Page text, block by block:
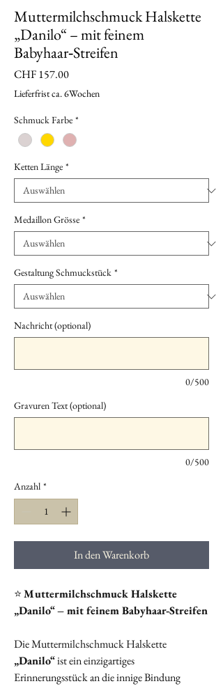
Muttermilchschmuck Halskette
„Danilo“ – mit feinem
Babyhaar‑Streifen
CHF 157.00Preis
Lieferfrist ca. 6Wochen
Schmuck Farbe *
Ketten Länge *
Medaillon Grösse *
Gestaltung Schmuckstück *
Nachricht (optional)
0/500
Gravuren Text (optional)
0/500
Anzahl *
In den Warenkorb
⭐Muttermilchschmuck Halskette
„Danilo“ – mit feinem Babyhaar‑Streifen
Die Muttermilchschmuck Halskette
„Danilo“ist ein einzigartiges
Erinnerungsstück an die innige Bindung